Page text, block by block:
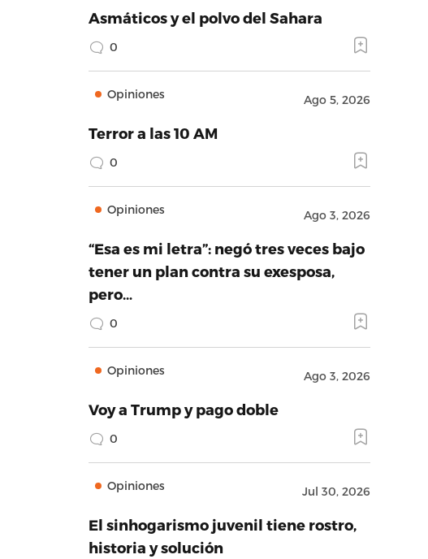
Asmáticos y el polvo del Sahara
0
Opiniones Ago 5, 2026
Terror a las 10 AM
0
Opiniones Ago 3, 2026
“Esa es mi letra”: negó tres veces bajo
tener un plan contra su exesposa,
pero…
0
Opiniones Ago 3, 2026
Voy a Trump y pago doble
0
Opiniones Jul 30, 2026
El sinhogarismo juvenil tiene rostro,
historia y solución